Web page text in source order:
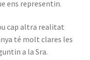
ens representin.
cap altra realitat
té molt clares les
a la Sra.